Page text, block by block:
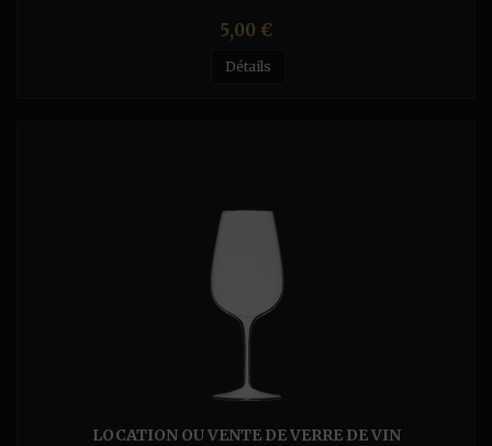
Prix
5,00 €
Détails
LOCATION OU VENTE DE VERRE DE VIN